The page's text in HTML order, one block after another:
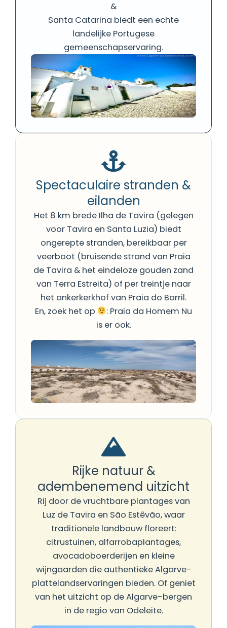
&
Santa Catarina biedt een echte
landelijke Portugese
gemeenschapservaring.
Spectaculaire stranden &
eilanden
Het 8 km brede Ilha de Tavira (gelegen
voor Tavira en Santa Luzia) biedt
ongerepte stranden, bereikbaar per
veerboot (bruisende strand van Praia
de Tavira & het eindeloze gouden zand
van Terra Estreita) of per treintje naar
het ankerkerkhof van Praia do Barril.
En, zoek het op
: Praia da Homem Nu
is er ook.
Rijke natuur &
adembenemend uitzicht
Rij door de vruchtbare plantages van
Luz de Tavira en São Estêvão, waar
traditionele landbouw floreert:
citrustuinen, alfarrobaplantages,
avocadoboerderijen en kleine
wijngaarden die authentieke Algarve-
plattelandservaringen bieden. Of geniet
van het uitzicht op de Algarve-bergen
in de regio van Odeleite.